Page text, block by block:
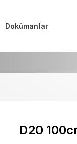
Dokümanlar
D20